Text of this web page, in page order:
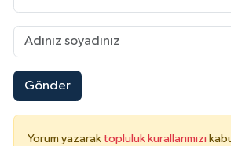
Gönder
Yorum yazarak topluluk kurallarımızı